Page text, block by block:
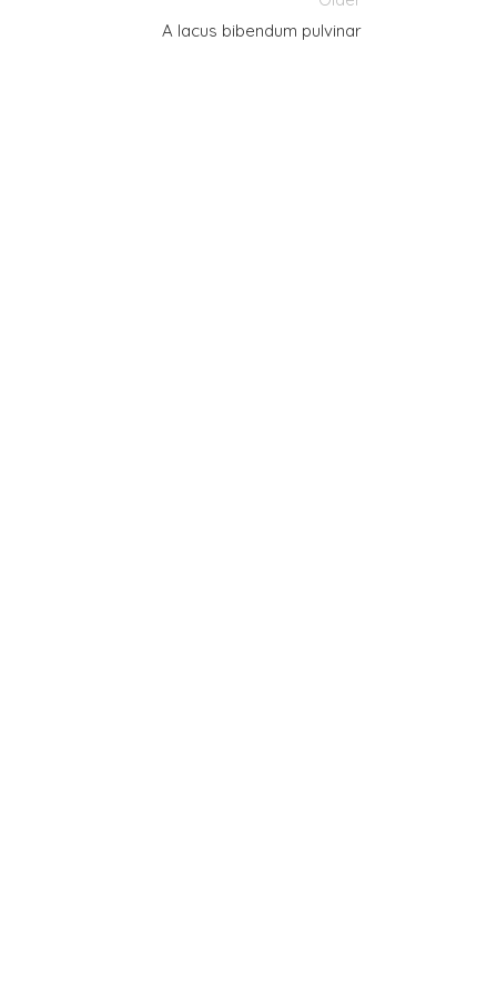
A lacus bibendum pulvinar